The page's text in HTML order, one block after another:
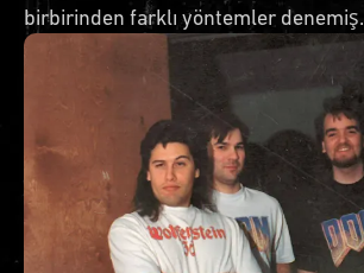
birbirinden farklı yöntemler denemiş.